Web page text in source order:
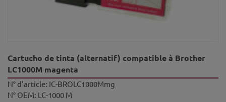
Cartucho de tinta (alternatif) compatible à Brother
LC1000M magenta
N° d'article: IC-BROLC1000Mmg
N° OEM: LC-1000 M